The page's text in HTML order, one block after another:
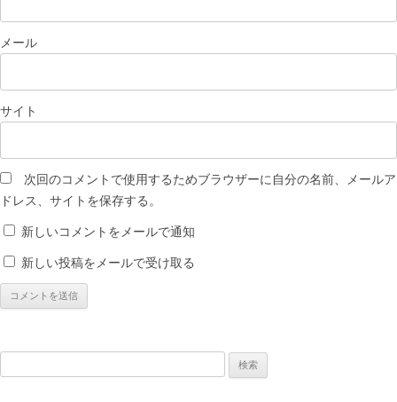
メール
サイト
次回のコメントで使用するためブラウザーに自分の名前、メールア
ドレス、サイトを保存する。
新しいコメントをメールで通知
新しい投稿をメールで受け取る